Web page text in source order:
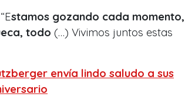
stamos gozando cada momento,
todo (…) Vivimos juntos estas
envía lindo saludo a sus